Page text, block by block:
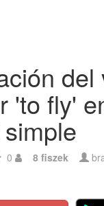
del
'to fly'
0 8 fiszek